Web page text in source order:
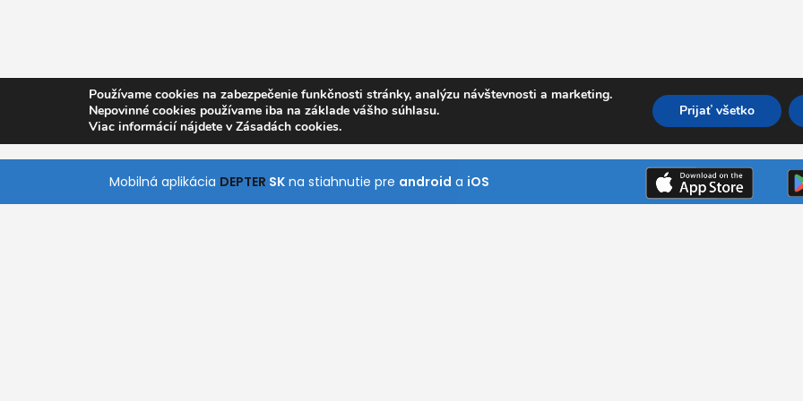
Mobilná aplikácia DEPTER SK na stiahnutie pre android a iOS
Používame cookies na zabezpečenie funkčnosti stránky, analýzu návštevnosti a marketing.
Nepovinné cookies používame iba na základe vášho súhlasu.
Viac informácií nájdete v Zásadách cookies.
Prijať všetko